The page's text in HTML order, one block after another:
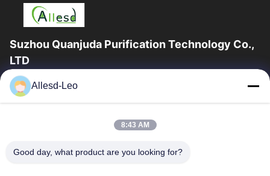
Suzhou Quanjuda Purification Technology Co.,
LTD
16years ervaring, als belangrijke fabrikant en exporteur van
ESD & Cleanroom producten, bieden wij een volledige lijn van
Huis
Producten
Allesd-Leo
8:43 AM
Good day, what product are you looking for?